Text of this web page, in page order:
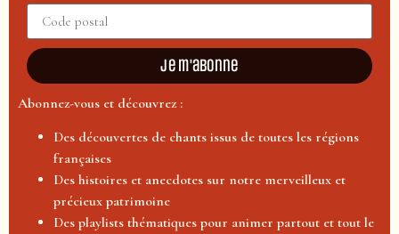
Je m'abonne
Abonnez-vous et découvrez :
Des découvertes de chants issus de toutes les régions
françaises
Des histoires et anecdotes sur notre merveilleux et
précieux patrimoine
Des playlists thématiques pour animer partout et tout le